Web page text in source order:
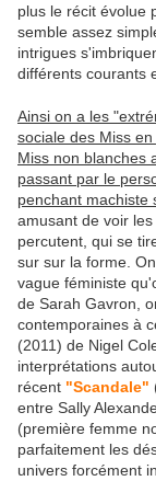
plus le récit évolue
semble assez
intrigues
différents courants
Ainsi on a les
sociale des Miss
Miss non blanches
passant par le
penchant machiste
amusant de voir
percutent, qui se
sur sur la forme.
vague féministe
de Sarah Gavron,
contemporaines à
(2011) de Nigel
interprétations
récent "Scandale"
entre Sally
(première femme
parfaitement les
univers forcément